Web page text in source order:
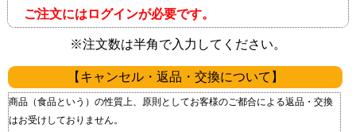
ご注文にはログインが必要です。
※注文数は半角で入力してください。
【キャンセル・返品・交換について】
商品（食品という）の性質上、原則としてお客様のご都合による返品・交換
はお受けしておりません。